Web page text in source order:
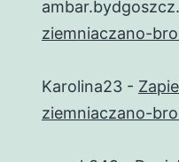
ziemniaczano-
Karolina23 -
ziemniaczano-